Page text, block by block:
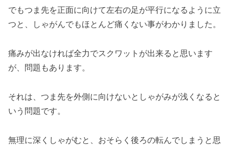
でもつま先を正面に向けて左右の足が平行になるように立
つと、しゃがんでもほとんど痛くない事がわかりました。
痛みが出なければ全力でスクワットが出来ると思います
が、問題もあります。
それは、つま先を外側に向けないとしゃがみが浅くなると
いう問題です。
無理に深くしゃがむと、おそらく後ろの転んでしまうと思